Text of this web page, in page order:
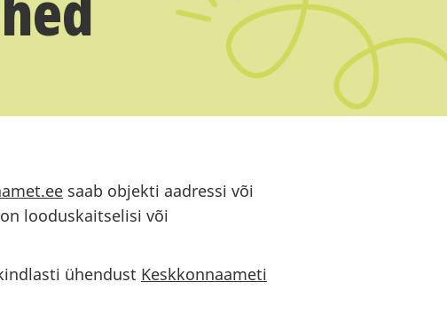
saab objekti aadressi või
looduskaitselisi või
ühendust Keskkonnaameti